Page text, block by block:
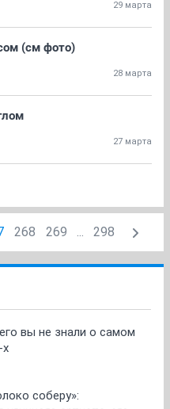
29 марта
(см фото)
28 марта
27 марта
268 269 ... 298
вы не знали о самом
соберу»: